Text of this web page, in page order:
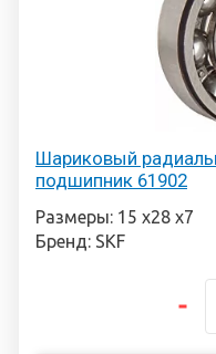
Шариковый
подшипник 61902
Размеры: 15 х28 х7
Бренд: SKF